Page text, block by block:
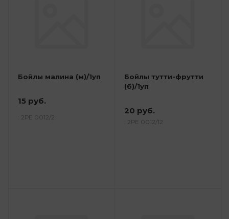
Бойлы малина (м)/1уп
15 руб.
: 2РЕ 0012/2
Бойлы тутти-фрутти
(б)/1уп
20 руб.
: 2РЕ 0012/12